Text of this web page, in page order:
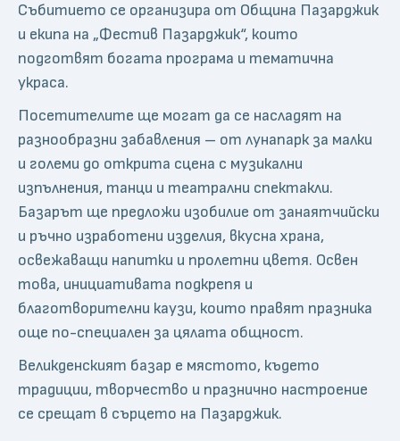
Събитието се организира от Община Пазарджик
и екипа на „Фестив Пазарджик“, които
подготвят богата програма и тематична
украса.
Посетителите ще могат да се насладят на
разнообразни забавления – от лунапарк за малки
и големи до открита сцена с музикални
изпълнения, танци и театрални спектакли.
Базарът ще предложи изобилие от занаятчийски
и ръчно изработени изделия, вкусна храна,
освежаващи напитки и пролетни цветя. Освен
това, инициативата подкрепя и
благотворителни каузи, които правят празника
още по-специален за цялата общност.
Великденският базар е мястото, където
традиции, творчество и празнично настроение
се срещат в сърцето на Пазарджик.